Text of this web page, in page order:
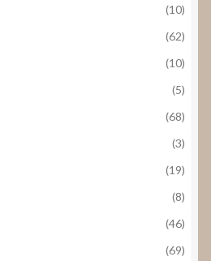
(10)
(62)
(10)
(5)
(68)
(3)
(19)
(8)
(46)
(69)